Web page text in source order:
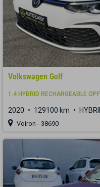
Volkswagen Golf
1.4 HYBRID RECHARGEABLE
2020 129100 km
Voiron - 38690